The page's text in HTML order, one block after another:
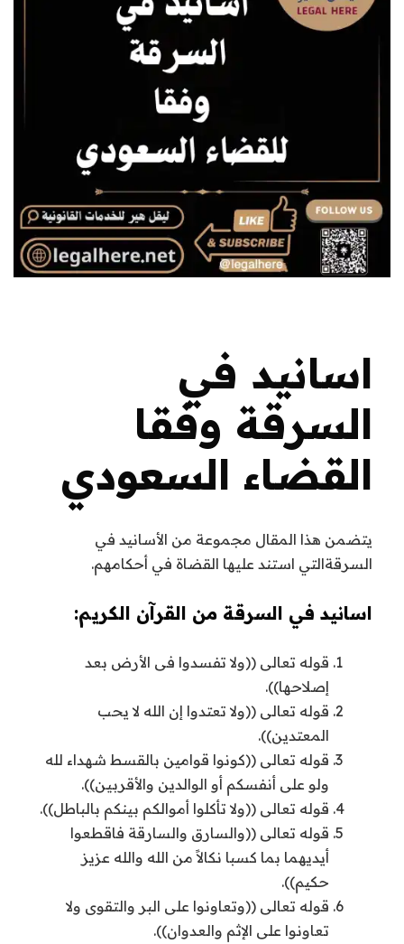
اسانيد في
السرقة وفقا
القضاء السعودي
يتضمن هذا المقال مجموعة من الأسانيد في
السرقةالتي استند عليها القضاة في أحكامهم.
اسانيد في السرقة من القرآن الكريم:
قوله تعالى ((ولا تفسدوا فى الأرض بعد
إصلاحها)).
قوله تعالى ((ولا تعتدوا إن الله لا يحب
المعتدين)).
قوله تعالى ((كونوا قوامين بالقسط شهداء لله
ولو على أنفسكم أو الوالدين والأقربين)).
قوله تعالى ((ولا تأكلوا أموالكم بينكم بالباطل)).
قوله تعالى ((والسارق والسارقة فاقطعوا
أيديهما بما كسبا نكالاً من الله والله عزيز
حكيم)).
قوله تعالى ((وتعاونوا على البر والتقوى ولا
تعاونوا على الإثم والعدوان)).